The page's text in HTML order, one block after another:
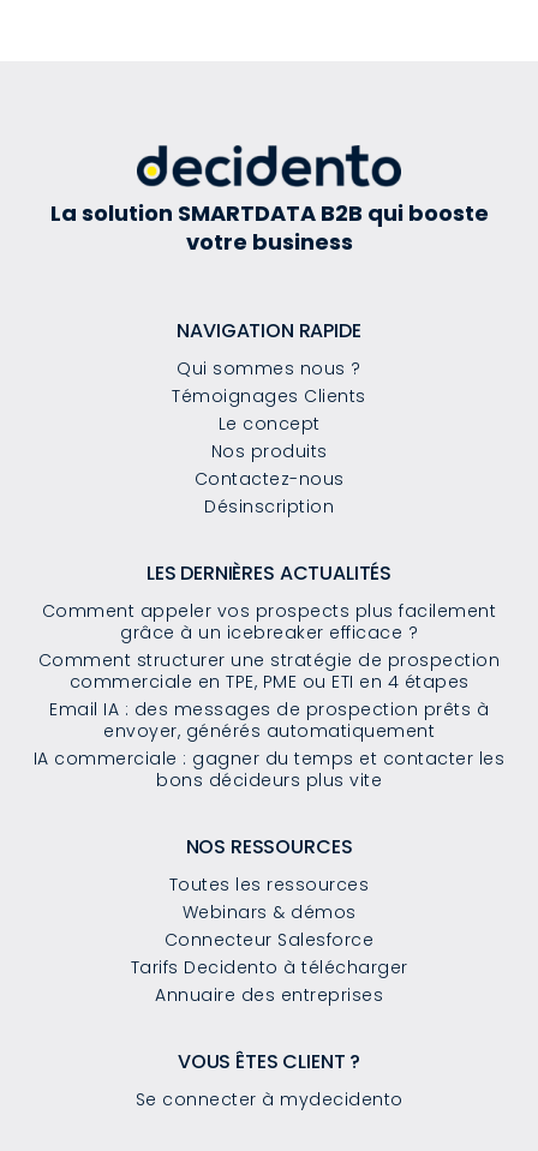
La solution SMARTDATA B2B qui booste
votre business
NAVIGATION RAPIDE
Qui sommes nous ?
Témoignages Clients
Le concept
Nos produits
Contactez-nous
Désinscription
LES DERNIÈRES ACTUALITÉS
Comment appeler vos prospects plus facilement
grâce à un icebreaker efficace ?
Comment structurer une stratégie de prospection
commerciale en TPE, PME ou ETI en 4 étapes
Email IA : des messages de prospection prêts à
envoyer, générés automatiquement
IA commerciale : gagner du temps et contacter les
bons décideurs plus vite
NOS RESSOURCES
Toutes les ressources
Webinars & démos
Connecteur Salesforce
Tarifs Decidento à télécharger
Annuaire des entreprises
VOUS ÊTES CLIENT ?
Se connecter à mydecidento